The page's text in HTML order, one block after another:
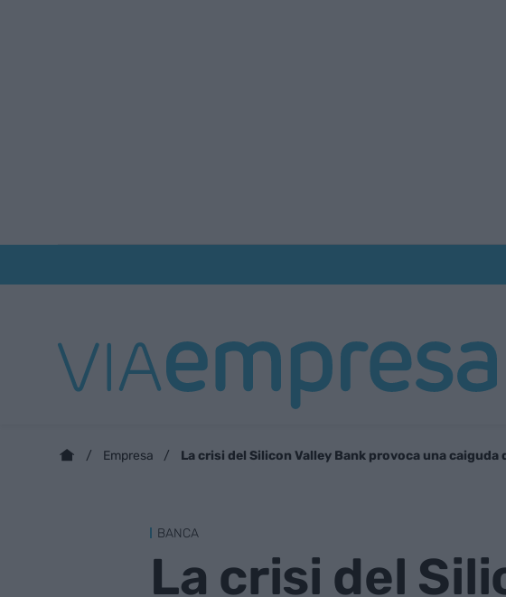
Empresa La crisi del Silicon Valley Bank provoca una caiguda
BANCA
La crisi del